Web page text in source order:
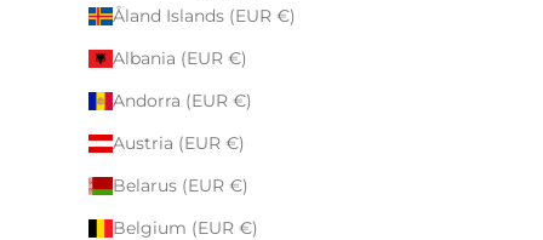
Åland Islands (EUR €)
Albania (EUR €)
Andorra (EUR €)
Austria (EUR €)
Belarus (EUR €)
Belgium (EUR €)